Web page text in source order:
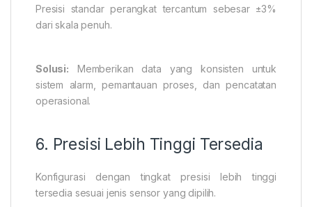
Presisi standar perangkat tercantum sebesar ±3%
dari skala penuh.
Solusi: Memberikan data yang konsisten untuk
sistem alarm, pemantauan proses, dan pencatatan
operasional.
6. Presisi Lebih Tinggi Tersedia
Konfigurasi dengan tingkat presisi lebih tinggi
tersedia sesuai jenis sensor yang dipilih.